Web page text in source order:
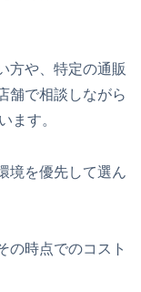
方や、特定の通販
舗で相談しながら
ます。
境を優先して選ん
の時点でのコスト